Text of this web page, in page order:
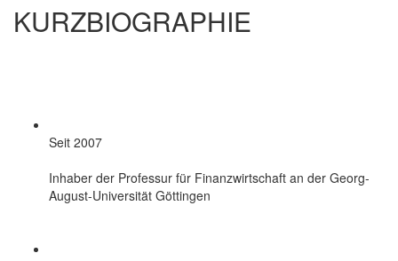
KURZBIOGRAPHIE
Seit 2007
Inhaber der Professur für Finanzwirtschaft an der Georg-
August-Universität Göttingen